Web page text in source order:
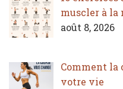
muscler à la
août 8, 2026
Comment la
votre vie